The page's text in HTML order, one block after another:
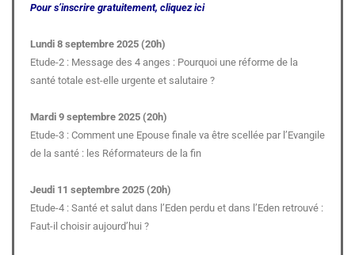
Pour s’inscrire gratuitement, cliquez ici
Lundi 8 septembre 2025 (20h)
Etude-2 : Message des 4 anges : Pourquoi une réforme de la
santé totale est-elle urgente et salutaire ?
Mardi 9 septembre 2025 (20h)
Etude-3 : Comment une Epouse finale va être scellée par l’Evangile
de la santé : les Réformateurs de la fin
Jeudi 11 septembre 2025 (20h)
Etude-4 : Santé et salut dans l’Eden perdu et dans l’Eden retrouvé :
Faut-il choisir aujourd’hui ?